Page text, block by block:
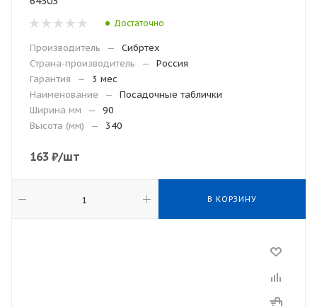
Достаточно
Производитель —
Сибртех
Страна-производитель
—
Россия
Гарантия
—
3 мес
Наименование
—
Посадочные таблички
Ширина мм
—
90
Высота (мм)
— 340
163 ₽/шт
В КОРЗИНУ